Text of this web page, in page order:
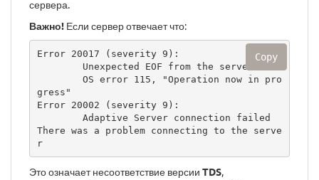
сервера.
Важно! Если сервер отвечает что:
Error 20017 (severity 9):
gress"
Error 20002 (severity 9):
There was a problem connecting to the serve
r
Copy
Это означает несоответствие версии TDS,